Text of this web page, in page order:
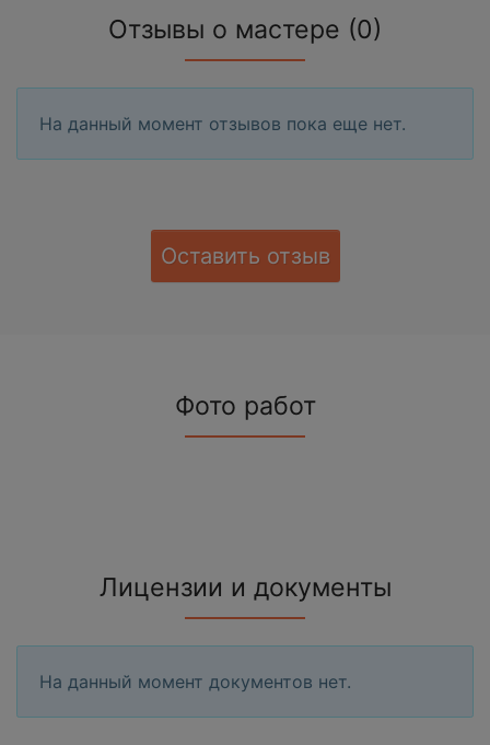
Отзывы о мастере (0)
На данный момент отзывов пока еще нет.
Оставить отзыв
Фото работ
Лицензии и документы
На данный момент документов нет.